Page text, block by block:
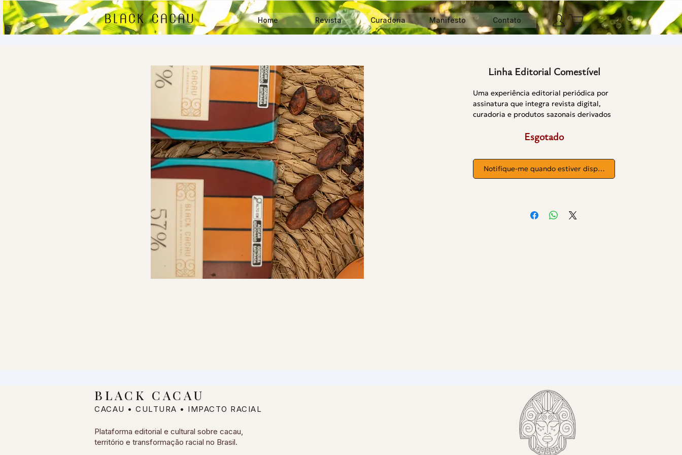
Home Revista Curadoria Manifesto Contato
Linha Editorial Comestível
Uma experiência editorial periódica por
assinatura que integra revista digital,
curadoria e produtos sazonais derivados
Esgotado
Notifique-me quando estiver disponível
BLACK CACAU
CACAU • CULTURA • IMPACTO RACIAL
Plataforma editorial e cultural sobre cacau,
território e transformação racial no Brasil.